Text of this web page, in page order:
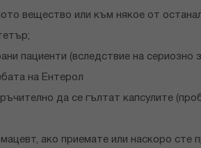
вещество или към някое от
пациенти (вследствие на сериозно
на Ентерол
да се гълтат капсулите
ако приемате или наскоро сте